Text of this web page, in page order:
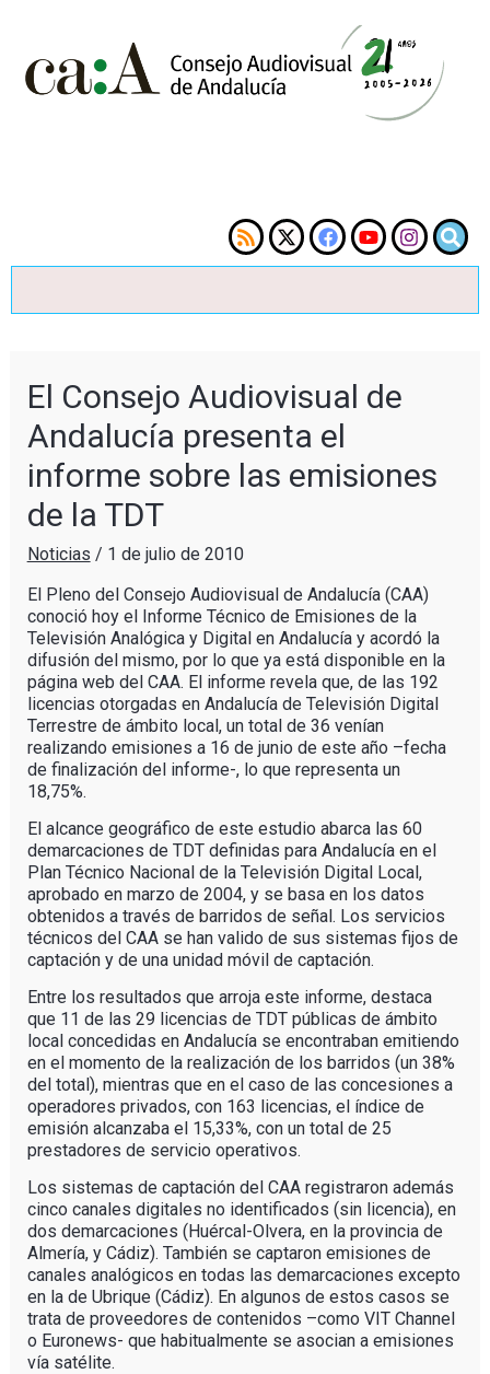
El Consejo Audiovisual de
Andalucía presenta el
informe sobre las emisiones
de la TDT
Noticias / 1 de julio de 2010
El Pleno del Consejo Audiovisual de Andalucía (CAA)
conoció hoy el Informe Técnico de Emisiones de la
Televisión Analógica y Digital en Andalucía y acordó la
difusión del mismo, por lo que ya está disponible en la
página web del CAA. El informe revela que, de las 192
licencias otorgadas en Andalucía de Televisión Digital
Terrestre de ámbito local, un total de 36 venían
realizando emisiones a 16 de junio de este año –fecha
de finalización del informe-, lo que representa un
18,75%.
El alcance geográfico de este estudio abarca las 60
demarcaciones de TDT definidas para Andalucía en el
Plan Técnico Nacional de la Televisión Digital Local,
aprobado en marzo de 2004, y se basa en los datos
obtenidos a través de barridos de señal. Los servicios
técnicos del CAA se han valido de sus sistemas fijos de
captación y de una unidad móvil de captación.
Entre los resultados que arroja este informe, destaca
que 11 de las 29 licencias de TDT públicas de ámbito
local concedidas en Andalucía se encontraban emitiendo
en el momento de la realización de los barridos (un 38%
del total), mientras que en el caso de las concesiones a
operadores privados, con 163 licencias, el índice de
emisión alcanzaba el 15,33%, con un total de 25
prestadores de servicio operativos.
Los sistemas de captación del CAA registraron además
cinco canales digitales no identificados (sin licencia), en
dos demarcaciones (Huércal-Olvera, en la provincia de
Almería, y Cádiz). También se captaron emisiones de
canales analógicos en todas las demarcaciones excepto
en la de Ubrique (Cádiz). En algunos de estos casos se
trata de proveedores de contenidos –como VIT Channel
o Euronews- que habitualmente se asocian a emisiones
vía satélite.